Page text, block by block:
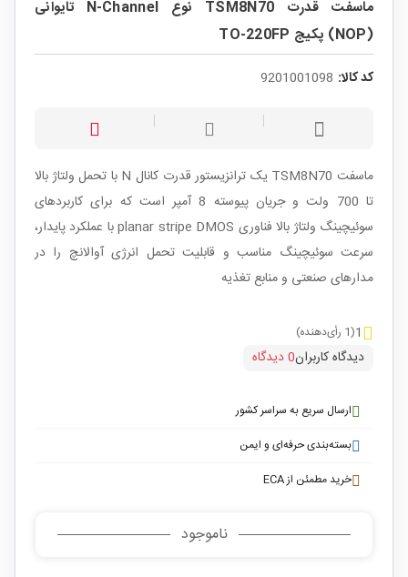
ماسفت قدرت TSM8N70 نوع N-Channel تایوانی
(NOP) پکیج TO-220FP
کد کالا: 9201001098
ماسفت TSM8N70 یک ترانزیستور قدرت کانال N با تحمل ولتاژ بالا
تا 700 ولت و جریان پیوسته 8 آمپر است که برای کاربردهای
سوئیچینگ ولتاژ بالا فناوری planar stripe DMOS با عملکرد پایدار،
سرعت سوئیچینگ مناسب و قابلیت تحمل انرژی آوالانچ را در
مدارهای صنعتی و منابع تغذیه
1(1 رأی‌دهنده)
دیدگاه کاربران0 دیدگاه
ارسال سریع به سراسر کشور
بسته‌بندی حرفه‌ای و ایمن
خرید مطمئن از ECA
ناموجود